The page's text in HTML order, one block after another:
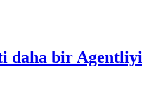
daha bir